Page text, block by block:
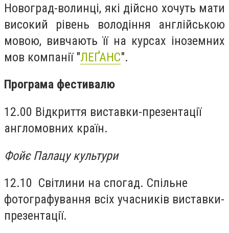
Новоград-волинці, які дійсно хочуть мати
високий рівень володіння англійською
мовою, вивчають її на курсах іноземних
мов компанії "ЛЕҐАНС".
Програма фестивалю
12.00 Відкриття виставки-презентації
англомовних країн.
Фойє Палацу культури
12.10 Світлини на спогад. Спільне
фотографування всіх учасників виставки-
презентації.